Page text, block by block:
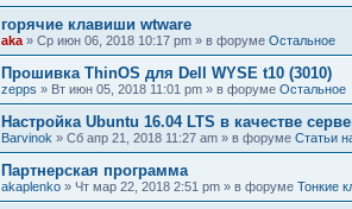
горячие клавиши wtware
aka » Ср июн 06, 2018 10:17 pm » в форуме Остальное
Прошивка ThinOS для Dell WYSE t10 (3010)
zepps » Вт июн 05, 2018 11:01 pm » в форуме Остальное
Настройка Ubuntu 16.04 LTS в качестве
Barvinok » Сб апр 21, 2018 11:27 am » в форуме Статьи
Партнерская программа
akaplenko » Чт мар 22, 2018 2:51 pm » в форуме Тонкие